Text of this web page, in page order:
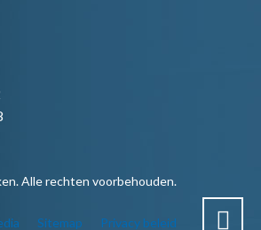
Alle rechten voorbehouden.
Sitemap Privacy beleid